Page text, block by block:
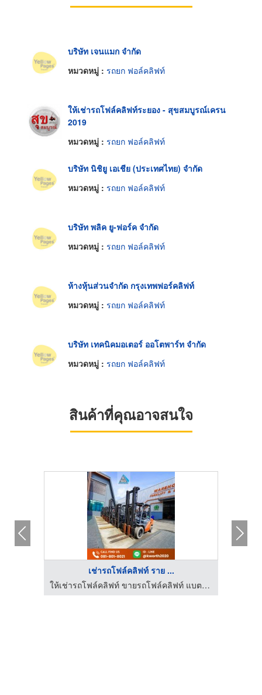
บริษัท เจนแมก จำกัด
หมวดหมู่ : รถยก ฟอล์คลิฟท์
ให้เช่ารถโฟล์คลิฟท์ระยอง - สุขสมบูรณ์เครน
2019
หมวดหมู่ : รถยก ฟอล์คลิฟท์
บริษัท นิชิยู เอเชีย (ประเทศไทย) จำกัด
หมวดหมู่ : รถยก ฟอล์คลิฟท์
บริษัท พลิค ยู-ฟอร์ค จำกัด
หมวดหมู่ : รถยก ฟอล์คลิฟท์
ห้างหุ้นส่วนจำกัด กรุงเทพฟอร์คลิฟท์
หมวดหมู่ : รถยก ฟอล์คลิฟท์
บริษัท เทคนิคมอเตอร์ ออโตพาร์ท จำกัด
หมวดหมู่ : รถยก ฟอล์คลิฟท์
สินค้าที่คุณอาจสนใจ
เช่ารถโฟล์คลิฟท์ ราย ...
ให้เช่ารถโฟล์คลิฟท์ ขายรถโฟล์คลิฟท์ แบตเตอรี่รถโฟล์คลิฟท์